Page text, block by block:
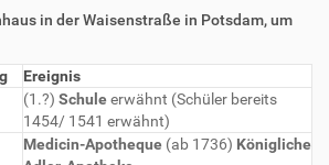
in der Waisenstraße in Potsdam, um
Ereignis
(1.?) Schuleerwähnt (Schüler bereits
1454/ 1541 erwähnt)
Medicin-Apotheque (ab 1736) Königliche